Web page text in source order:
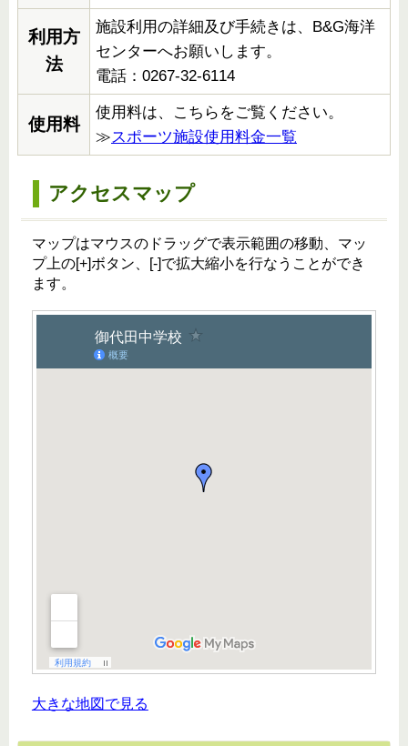
利用方
法
施設利用の詳細及び手続きは、B&G海洋
センターへお願いします。
電話：0267-32-6114
使用料
使用料は、こちらをご覧ください。
≫スポーツ施設使用料金一覧
アクセスマップ
マップはマウスのドラッグで表示範囲の移動、マッ
プ上の[+]ボタン、[-]で拡大縮小を行なうことができ
ます。
大きな地図で見る